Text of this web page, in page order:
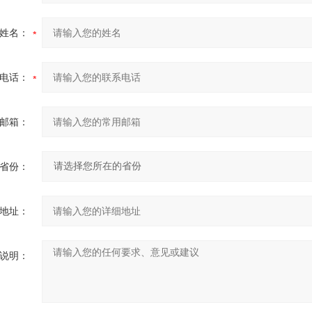
名：
话：
箱：
省份：
址：
明：